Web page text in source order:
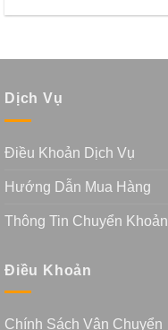
Dịch Vụ
Điều Khoản Dịch Vụ
Hướng Dẫn Mua Hàng
Thông Tin Chuyển Khoản
Điều Khoản
Chính Sách Vận Chuyển